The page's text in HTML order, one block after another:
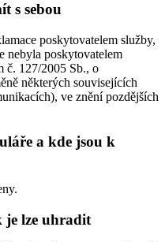
s sebou
poskytovatelem služby,
nebyla poskytovatelem
č. 127/2005 Sb., o
některých souvisejících
ve znění pozdějších
a kde jsou k
je lze uhradit